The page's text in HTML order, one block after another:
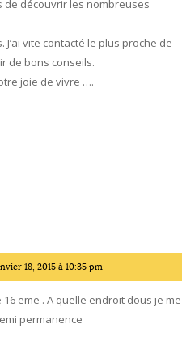
de découvrir les nombreuses
J’ai vite contacté le plus proche de
de bons conseils.
joie de vivre ….
18, 2015 à 10:35 pm
16 eme . A quelle endroit dous je me
permanence